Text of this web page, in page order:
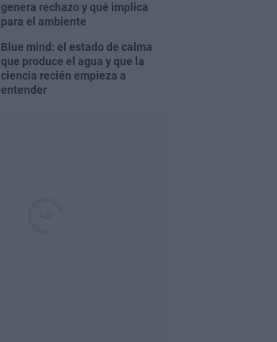
genera rechazo y qué implica
para el ambiente
Blue mind: el estado de calma
que produce el agua y que la
ciencia recién empieza a
entender